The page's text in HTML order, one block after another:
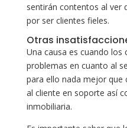
sentirán contentos al ver
por ser clientes fieles.
Otras
Una causa es cuando los
problemas en cuanto al
para ello nada mejor que
al cliente en soporte así
inmobiliaria.